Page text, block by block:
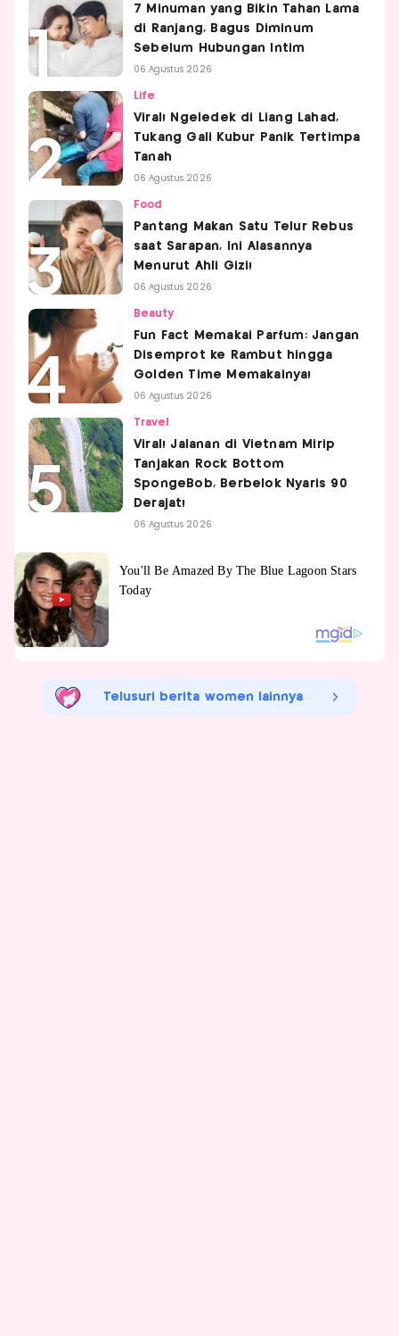
7 Minuman yang Bikin Tahan Lama
di Ranjang, Bagus Diminum
Sebelum Hubungan Intim
06 Agustus 2026
Life
Viral! Ngeledek di Liang Lahad,
Tukang Gali Kubur Panik Tertimpa
Tanah
06 Agustus 2026
Food
Pantang Makan Satu Telur Rebus
saat Sarapan, Ini Alasannya
Menurut Ahli Gizi!
06 Agustus 2026
Beauty
Fun Fact Memakai Parfum: Jangan
Disemprot ke Rambut hingga
Golden Time Memakainya!
06 Agustus 2026
Travel
Viral! Jalanan di Vietnam Mirip
Tanjakan Rock Bottom
SpongeBob, Berbelok Nyaris 90
Derajat!
06 Agustus 2026
Telusuri berita women lainnya